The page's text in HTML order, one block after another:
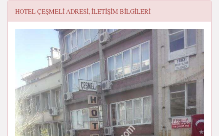
HOTEL ÇEŞMELIADRESI, ILETIŞIM BILGILERI